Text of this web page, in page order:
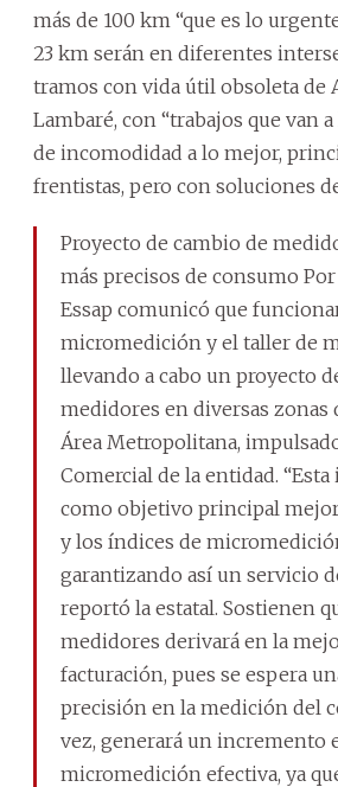
más de 100 km “que es lo
23 km serán en diferentes
tramos con vida útil obsoleta de
Lambaré, con “trabajos que van
de incomodidad a lo mejor,
frentistas, pero con soluciones
Proyecto de cambio de
más precisos de consumo
Essap comunicó que
micromedición y el taller de
llevando a cabo un proyecto
medidores en diversas zonas
Área Metropolitana,
Comercial de la entidad.
como objetivo principal
y los índices de
garantizando así un servicio
reportó la estatal. Sostienen
medidores derivará en la
facturación, pues se espera
precisión en la medición del
vez, generará un incremento
micromedición efectiva, ya